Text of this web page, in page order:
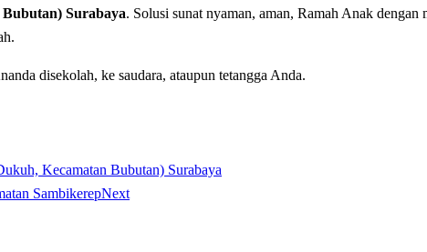
Surabaya. Solusi sunat nyaman, aman, Ramah Anak
disekolah, ke saudara, ataupun tetangga Anda.
Kecamatan Bubutan) Surabaya
SambikerepNext